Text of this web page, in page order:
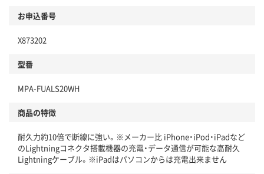
お申込番号
X873202
型番
MPA-FUALS20WH
商品の特徴
耐久力約10倍で断線に強い。※メーカー比 iPhone・iPod・iPadなど
のLightningコネクタ搭載機器の充電・データ通信が可能な高耐久
Lightningケーブル。※iPadはパソコンからは充電出来ません